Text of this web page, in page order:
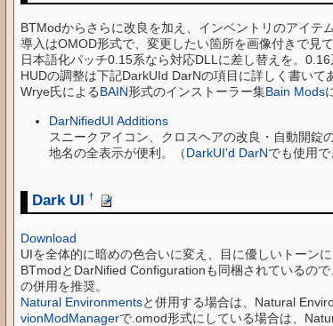
BTModからさらに改良を加え、インベントリのアイテ
導入はOMOD形式で、変更したい箇所を画像付きで見
日本語化パッチ0.15系なら対応DLLに差し替えを。
HUDの調整は下記DarkUId DarNの項目に詳しく書いて
Wrye氏によるBAIN形式のインストーラー集Bain Mods
DarNifiedUI Additions
スニークアイコン、クロスヘアの改良・自動開錠
地名の全表示が便利。（DarkUI'd DarNでも使用で
Dark UI †
Download
UIを全体的に暗めの色合いに変え、目に優しいトーンに
BTmodとDarNified Configurationも同梱されているの
の併用を推奨。
Natural Environmentsと併用する場合は、Natural
vionModManagerで.omod形式にしている場合は、